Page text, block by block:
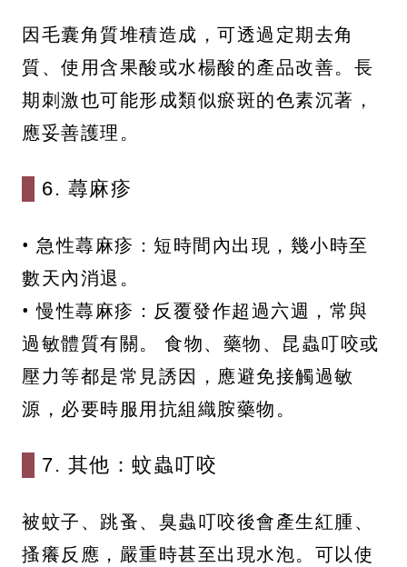
因毛囊角質堆積造成，可透過定期去角
質、使用含果酸或水楊酸的產品改善。長
期刺激也可能形成類似瘀斑的色素沉著，
應妥善護理。
6. 蕁麻疹
• 急性蕁麻疹：短時間內出現，幾小時至
數天內消退。
• 慢性蕁麻疹：反覆發作超過六週，常與
過敏體質有關。 食物、藥物、昆蟲叮咬或
壓力等都是常見誘因，應避免接觸過敏
源，必要時服用抗組織胺藥物。
7. 其他：蚊蟲叮咬
被蚊子、跳蚤、臭蟲叮咬後會產生紅腫、
搔癢反應，嚴重時甚至出現水泡。可以使